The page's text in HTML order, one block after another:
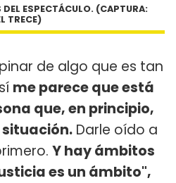
DEL ESPECTÁCULO. (CAPTURA:
TRECE)
de algo que es tan
me parece que está
que, en principio,
Darle oído a
Y hay ámbitos
es un ámbito",